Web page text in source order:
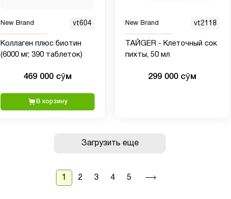
New Brand vt604
Коллаген плюс биотин
(6000 мг, 390 таблеток)
469 000 сӯм
В корзину
New Brand vt2118
ТАЙGER - Клеточный сок
пихты, 50 мл
299 000 сӯм
Загрузить еще
1 2 3 4 5